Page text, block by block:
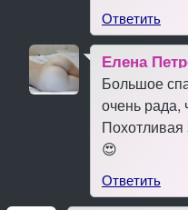
Ответить
Елена
Большое
очень рада,
😍
Ответить